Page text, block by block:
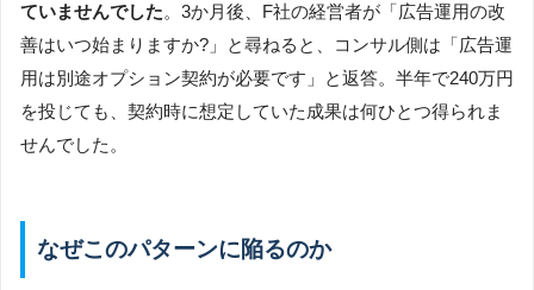
ていませんでした。3か月後、F社の経営者が「広告運用の改
善はいつ始まりますか?」と尋ねると、コンサル側は「広告運
用は別途オプション契約が必要です」と返答。半年で240万円
を投じても、契約時に想定していた成果は何ひとつ得られま
せんでした。
なぜこのパターンに陥るのか